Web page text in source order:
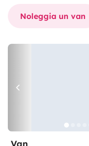
Noleggia un van